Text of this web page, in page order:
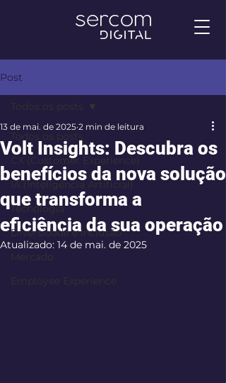
Post
Todos os posts
CX (Customer Experience)
IA (Inteligência Artificial)
Tecnologia
Diversidade e Inclusão
Mercado
Employee Experience
Todos os posts
Volt Insights: Descubra os
benefícios da nova solução
que transforma a
eficiência da sua operação
13 de mai. de 2025 2 min de leitura
Atualizado: 14 de mai. de 2025